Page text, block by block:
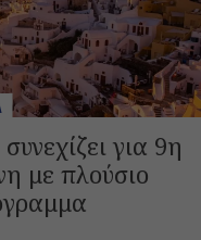
για 9η
με πλούσιο